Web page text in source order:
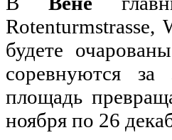
Rotenturmstrasse,
будете
соревнуются
площадь
ноября по 26